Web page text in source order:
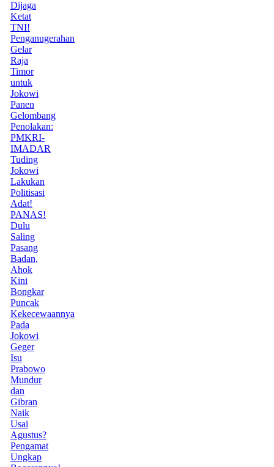
Dijaga
Ketat
TNI!
Penganugerahan
Gelar
Raja
Timor
untuk
Jokowi
Panen
Gelombang
Penolakan:
PMKRI-
IMADAR
Tuding
Jokowi
Lakukan
Politisasi
Adat!
PANAS!
Dulu
Saling
Pasang
Badan,
Ahok
Kini
Bongkar
Puncak
Kekecewaannya
Pada
Jokowi
Geger
Isu
Prabowo
Mundur
dan
Gibran
Naik
Usai
Agustus?
Pengamat
Ungkap